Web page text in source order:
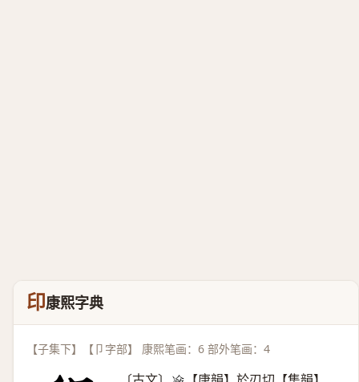
印康熙字典
【子集下】【卩字部】 康熙笔画：6 部外笔画：4